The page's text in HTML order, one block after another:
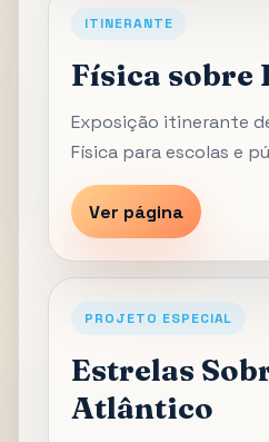
ITINERANTE
Física sobre
Exposição itinerante
Física para escolas e
Ver página
PROJETO ESPECIAL
Estrelas
Atlântico